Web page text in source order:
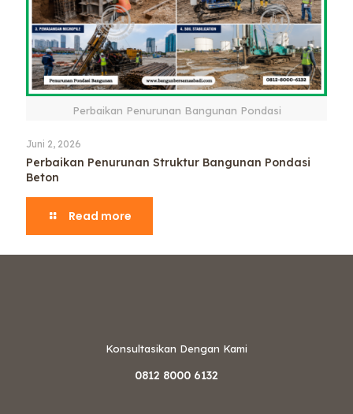
Perbaikan Penurunan Bangunan Pondasi
Juni 2, 2026
Perbaikan Penurunan Struktur Bangunan Pondasi
Beton
Read more
Konsultasikan Dengan Kami
0812 8000 6132